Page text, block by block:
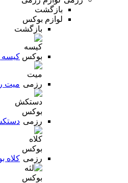
بازگشت
لوازم بوکس
بازگشت
میت
کلاه